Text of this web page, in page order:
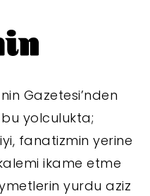
Gazetesi’nden
bu yolculukta;
fanatizmin yerine
ikame etme
yurdu aziz